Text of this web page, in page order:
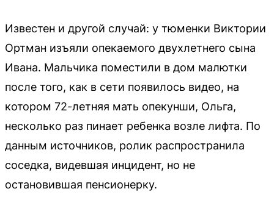
Известен и другой случай: у тюменки Виктории
Ортман изъяли опекаемого двухлетнего сына
Ивана. Мальчика поместили в дом малютки
после того, как в сети появилось видео, на
котором 72-летняя мать опекунши, Ольга,
несколько раз пинает ребенка возле лифта. По
данным источников, ролик распространила
соседка, видевшая инцидент, но не
остановившая пенсионерку.